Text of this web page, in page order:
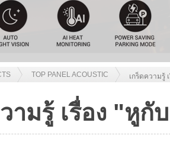
TOP PANEL ACOUSTIC เกร็ดความรู้
ามรู้ เรื่อง "หูกั